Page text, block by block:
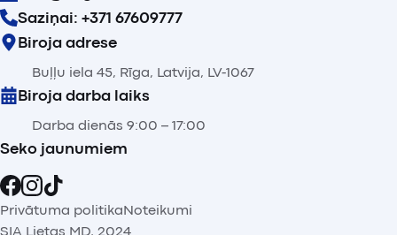
Saziņai: +371 67609777
Biroja adrese
Buļļu iela 45, Rīga, Latvija, LV-1067
Biroja darba laiks
Darba dienās 9:00 – 17:00
Seko jaunumiem
Privātuma politikaNoteikumi
SIA Lietas MD, 2024